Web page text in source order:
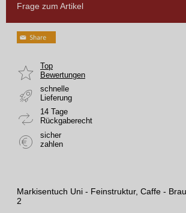
Frage zum Artikel
Top
Bewertungen
schnelle
Lieferung
14 Tage
Rückgaberecht
sicher
zahlen
Markisentuch Uni - Feinstruktur, Caffe -
2